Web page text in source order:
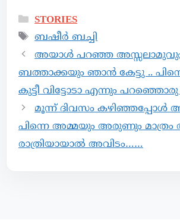
STORIES
ബഷീർ ബച്ചി
അയാൾ പറഞ്ഞ
ബത്താക്കയും ഞാൻ കേട്ടു ..
കുട്ടീ വിട്ടോടാ എന്നും
മൂന്ന് ദിവസം കഴിഞ്ഞപ്പോൾ
പിന്നെ അമ്മയും അരുണും മാത്രം
രാത്രിയായാൽ അവിടം……